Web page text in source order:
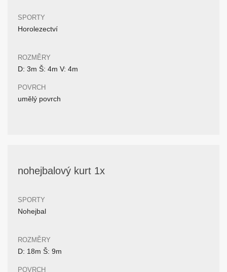
SPORTY
Horolezectví
ROZMĚRY
D: 3m Š: 4m V: 4m
POVRCH
umělý povrch
nohejbalový kurt 1x
SPORTY
Nohejbal
ROZMĚRY
D: 18m Š: 9m
POVRCH